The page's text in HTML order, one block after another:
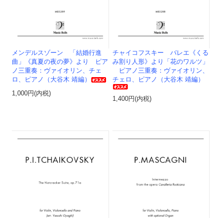
メンデルスゾーン 「結婚行進
曲」《真夏の夜の夢》より ピア
ノ三重奏：ヴァイオリン、チェ
ロ、ピアノ（大谷木 靖編）
1,000円(内税)
チャイコフスキー バレエ《くる
み割り人形》より「花のワルツ」
ピアノ三重奏：ヴァイオリン、
チェロ、ピアノ（大谷木 靖編）
1,400円(内税)